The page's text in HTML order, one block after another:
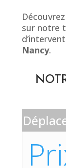
sur notre
Nancy.